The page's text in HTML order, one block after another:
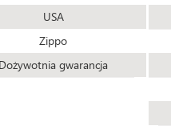
USA
Zippo
Dożywotnia gwarancja